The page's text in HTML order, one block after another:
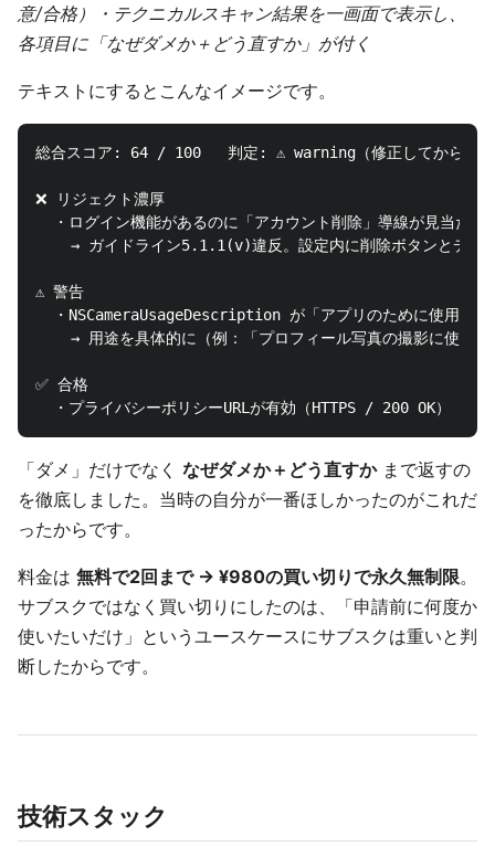
意/合格）・テクニカルスキャン結果を一画面で表示し、
各項目に「なぜダメか＋どう直すか」が付く
テキストにするとこんなイメージです。
総合スコア: 64 / 100   判定: ⚠️ warning（修正してから申請
❌ リジェクト濃厚
・ログイン機能があるのに「アカウント削除」導線が見当たり
→ ガイドライン5.1.1(v)違反。設定内に削除ボタンとデー
⚠️ 警告
・NSCameraUsageDescription が「アプリのために使用しま
→ 用途を具体的に（例：「プロフィール写真の撮影に使用し
✅ 合格
「ダメ」だけでなく なぜダメか＋どう直すかまで返すの
を徹底しました。当時の自分が一番ほしかったのがこれだ
ったからです。
料金は 無料で2回まで → ¥980の買い切りで永久無制限。
サブスクではなく買い切りにしたのは、「申請前に何度か
使いたいだけ」というユースケースにサブスクは重いと判
断したからです。
技術スタック